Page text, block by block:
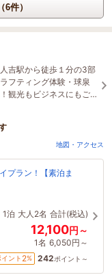
件）
吉駅から徒歩１分の3部
フティング体験・球泉
観光もビジネスにもご
で宿泊可能な部屋有！！
地図・アクセス
プラン！【素泊ま
1泊 大人2名 合計(税込)
12,100円～
1名 6,050円～
イント 2% 242ポイント～